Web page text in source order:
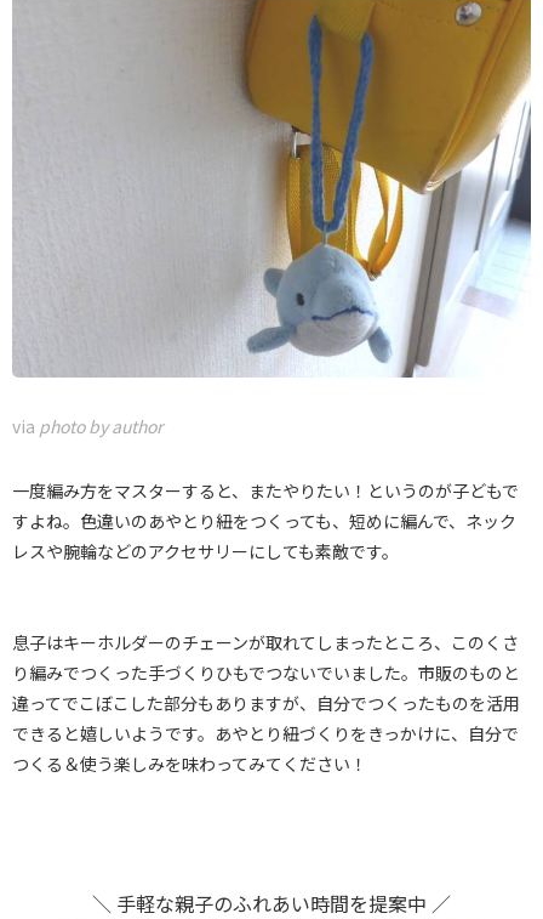
via photo by author
一度編み方をマスターすると、またやりたい！というのが子どもで
すよね。色違いのあやとり紐をつくっても、短めに編んで、ネック
レスや腕輪などのアクセサリーにしても素敵です。
息子はキーホルダーのチェーンが取れてしまったところ、このくさ
り編みでつくった手づくりひもでつないでいました。市販のものと
違ってでこぼこした部分もありますが、自分でつくったものを活用
できると嬉しいようです。あやとり紐づくりをきっかけに、自分で
つくる＆使う楽しみを味わってみてください！
＼ 手軽な親子のふれあい時間を提案中 ／